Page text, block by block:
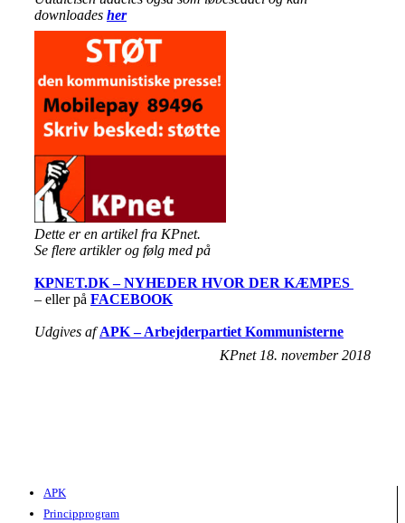
downloades her
Dette er en artikel fra KPnet.
Se flere artikler og følg med på
KPNET.DK – NYHEDER HVOR DER KÆMPES
– eller på FACEBOOK
Udgives afAPK – Arbejderpartiet Kommunisterne
KPnet 18. november 2018
APK
Principprogram